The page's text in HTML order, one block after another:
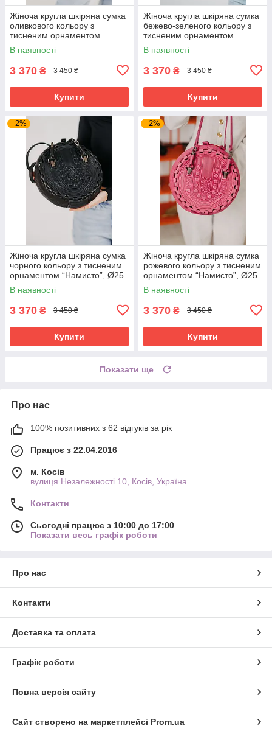
Жіноча кругла шкіряна сумка
оливкового кольору з
тисненим орнаментом
“Намисто”, Ø25 см
В наявності
3 370 ₴ 3 450 ₴
Купити
Жіноча кругла шкіряна сумка
бежево-зеленого кольору з
тисненим орнаментом
“Намисто”, Ø25 см
В наявності
3 370 ₴ 3 450 ₴
Купити
–2%
Жіноча кругла шкіряна сумка
чорного кольору з тисненим
орнаментом “Намисто”, Ø25
см
В наявності
3 370 ₴ 3 450 ₴
Купити
–2%
Жіноча кругла шкіряна сумка
рожевого кольору з тисненим
орнаментом “Намисто”, Ø25
см
В наявності
3 370 ₴ 3 450 ₴
Купити
Показати ще
Про нас
100% позитивних з 62 відгуків за рік
Працює з 22.04.2016
м. Косів
вулиця Незалежності 10, Косів, Україна
Контакти
Сьогодні працює з 10:00 до 17:00
Показати весь графік роботи
Про нас
Контакти
Доставка та оплата
Графік роботи
Повна версія сайту
Сайт створено на маркетплейсі Prom.ua